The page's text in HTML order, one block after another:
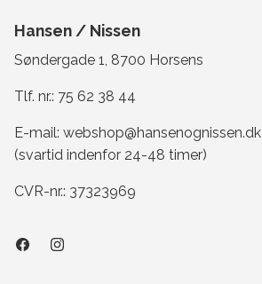
Hansen / Nissen
Søndergade 1, 8700 Horsens
Tlf. nr.: 75 62 38 44
E-mail: webshop@hansenognissen.dk
(svartid indenfor 24-48 timer)
CVR-nr.: 37323969